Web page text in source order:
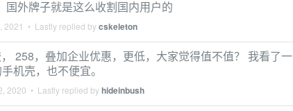
国外牌子就是这么收割国内用户的
2021 • Lastly replied bycskeleton
258，叠加企业优惠，更低，大家觉得值不值？ 我看了一
机壳，也不便宜。
2020 • Lastly replied byhideinbush